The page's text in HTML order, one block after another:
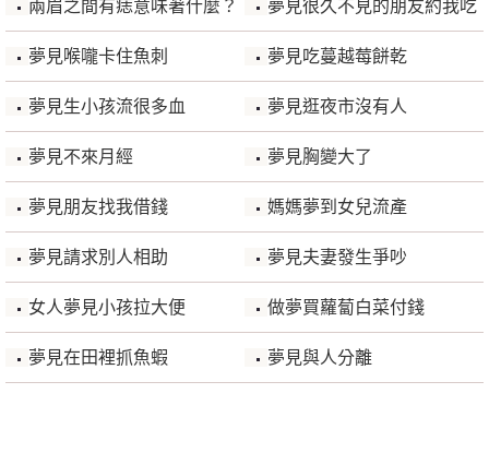
兩眉之間有痣意味著什麼？ 夢見很久不見的朋友約我吃
飯
夢見喉嚨卡住魚刺 夢見吃蔓越莓餅乾
夢見生小孩流很多血 夢見逛夜市沒有人
夢見不來月經 夢見胸變大了
夢見朋友找我借錢 媽媽夢到女兒流產
夢見請求別人相助 夢見夫妻發生爭吵
女人夢見小孩拉大便 做夢買蘿蔔白菜付錢
夢見在田裡抓魚蝦 夢見與人分離